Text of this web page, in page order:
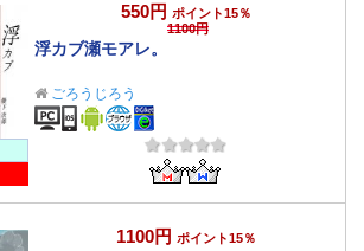
550円 ポイント15％
1100円
浮カブ瀬モアレ。
ごろうじろう
1100円 ポイント15％